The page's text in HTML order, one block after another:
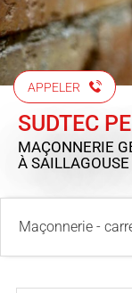
APPELER
SUDTEC
MAÇONNERIE
À SAILLAGOUSE
Maçonnerie -